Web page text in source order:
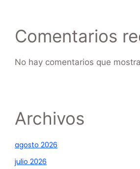
Comentarios
No hay comentarios que
Archivos
agosto 2026
julio 2026